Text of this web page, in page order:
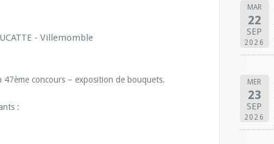
- Villemomble
47ème concours – exposition de bouquets.
:
MAR
22
SEP
2026
MER
23
SEP
2026